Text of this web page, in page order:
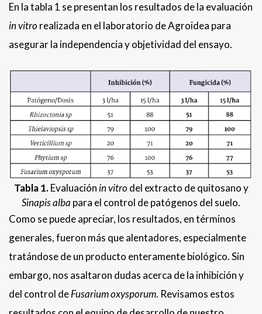
En la tabla 1 se presentan los resultados de la evaluación
in vitro realizada en el laboratorio de Agroidea para
asegurar la independencia y objetividad del ensayo.
Tabla 1.Evaluación in vitro del extracto de quitosano y
Sinapis alba para el control de patógenos del suelo.
Como se puede apreciar, los resultados, en términos
generales, fueron más que alentadores, especialmente
tratándose de un producto enteramente biológico. Sin
embargo, nos asaltaron dudas acerca de la inhibición y
del control deFusarium oxysporum. Revisamos estos